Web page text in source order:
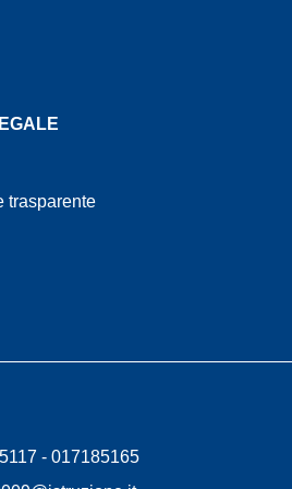
trasparente
- 017185165